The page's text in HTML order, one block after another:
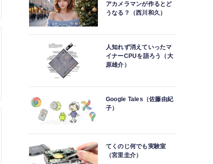
アカメラマンが作るとど
うなる？（西川和久）
人知れず消えていったマ
イナーCPUを語ろう（大
原雄介）
Google Tales（佐藤由紀
子）
てくのじ何でも実験室
（宮里圭介）